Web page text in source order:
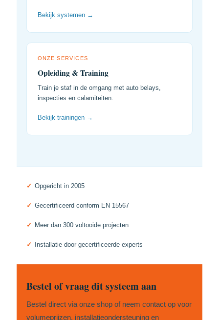
Bekijk systemen →
ONZE SERVICES
Opleiding & Training
Train je staf in de omgang met auto belays,
inspecties en calamiteiten.
Bekijk trainingen →
✓ Opgericht in 2005
✓ Gecertificeerd conform EN 15567
✓ Meer dan 300 voltooide projecten
✓ Installatie door gecertificeerde experts
Bestel of vraag dit systeem aan
Bestel direct via onze shop of neem contact op voor
volumeprijzen, installatieondersteuning en